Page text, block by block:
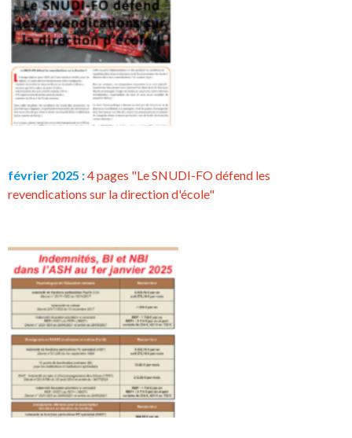
février 2025 :4 pages "Le SNUDI-FO défend les
revendications sur la direction d'école"